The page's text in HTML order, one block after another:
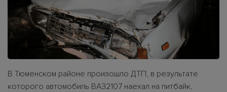
В Тюменском районе произошло ДТП, в результате
которого автомобиль ВАЗ2107 наехал на питбайк,